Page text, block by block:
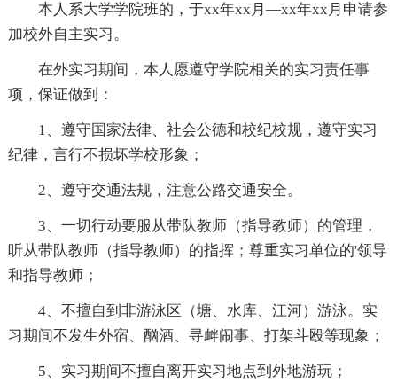
本人系大学学院班的，于xx年xx月—xx年xx月申请参
加校外自主实习。
在外实习期间，本人愿遵守学院相关的实习责任事
项，保证做到：
1、遵守国家法律、社会公德和校纪校规，遵守实习
纪律，言行不损坏学校形象；
2、遵守交通法规，注意公路交通安全。
3、一切行动要服从带队教师（指导教师）的管理，
听从带队教师（指导教师）的指挥；尊重实习单位的'领导
和指导教师；
4、不擅自到非游泳区（塘、水库、江河）游泳。实
习期间不发生外宿、酗酒、寻衅闹事、打架斗殴等现象；
5、实习期间不擅自离开实习地点到外地游玩；